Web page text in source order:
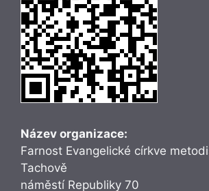
Název organizace:
Farnost Evangelické církve
Tachově
náměstí Republiky 70